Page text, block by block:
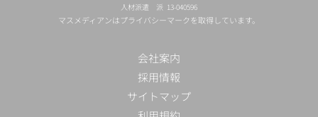
人材派遣 派 13-040596
マスメディアンはプライバシーマークを取得しています。
会社案内
採用情報
サイトマップ